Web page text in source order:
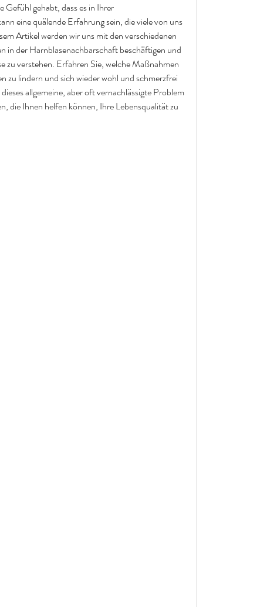
Gefühl gehabt, dass es in Ihrer
eine quälende Erfahrung sein, die viele von uns
Artikel werden wir uns mit den verschiedenen
in der Harnblasenachbarschaft beschäftigen und
zu verstehen. Erfahren Sie, welche Maßnahmen
zu lindern und sich wieder wohl und schmerzfrei
allgemeine, aber oft vernachlässigte Problem
die Ihnen helfen können, Ihre Lebensqualität zu